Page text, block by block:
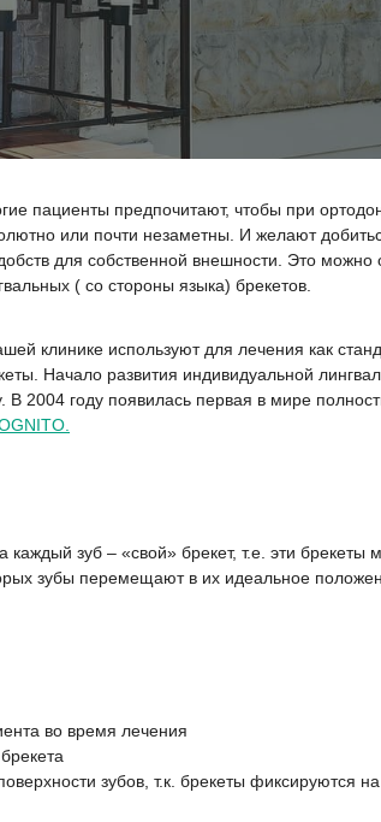
пациенты предпочитают, чтобы при
или почти незаметны. И желают
для собственной внешности. Это
( со стороны языка) брекетов.
клинике используют для лечения как
Начало развития индивидуальной
В 2004 году появилась первая в мире
зуб – «свой» брекет, т.е. эти брекеты
зубы перемещают в их идеальное
во время лечения
зубов, т.к. брекеты фиксируются на